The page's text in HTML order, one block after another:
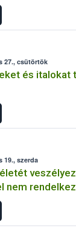
27., csütörtök
és italokat
19., szerda
nem